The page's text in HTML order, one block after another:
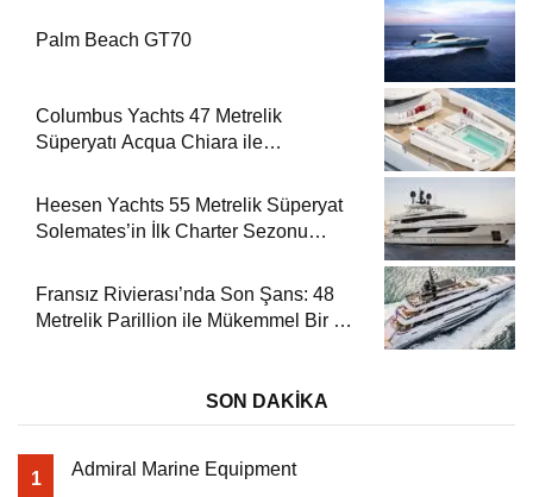
Palm Beach GT70
Columbus Yachts 47 Metrelik
Süperyatı Acqua Chiara ile
Heesen Yachts 55 Metrelik Süperyat
Solemates’in İlk Charter Sezonu
Fransız Rivierası’nda Son Şans: 48
Metrelik Parillion ile Mükemmel Bir Yat
SON DAKİKA
1 Admiral Marine Equipment